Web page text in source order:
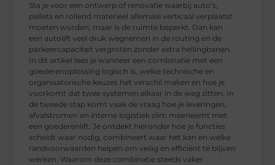
Sta je voor een ontwerp of renovatie waarbij auto’s,
pallets en rollend materieel allemaal verticaal verplaatst
moeten worden, maar is de ruimte beperkt. Dan kan
een autolift veel druk wegnemen in de routing en de
parkeercapaciteit vergroten zonder extra hellingbanen.
In dit artikel lees je wanneer een combinatie met een
goederenoplossing logisch is, welke technische en
organisatorische keuzes het verschil maken en hoe je
voorkomt dat twee systemen elkaar in de weg zitten. In
de tweede stap komt vaak de vraag hoe je leveringen,
afvalstromen en interne logistiek slim meeneemt met
een goederenlift. Je ontdekt hieronder hoe je functies
scheidt waar nodig, combineert waar het kan en welke
randvoorwaarden helpen om veilig en efficiënt te blijven
werken. Waarom deze combinatie steeds vaker